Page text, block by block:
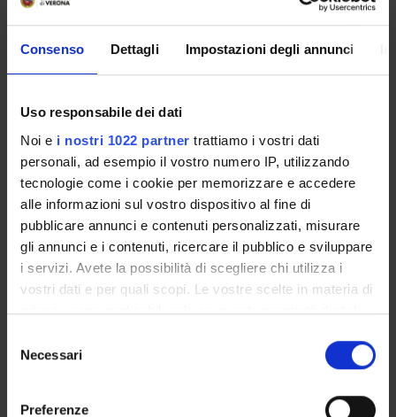
Consenso Dettagli Impostazioni degli annunci
Uso responsabile dei dati
Noi e i nostri 1022 partner trattiamo i vostri dati
personali, ad esempio il vostro numero IP, utilizzando
tecnologie come i cookie per memorizzare e accedere
alle informazioni sul vostro dispositivo al fine di
pubblicare annunci e contenuti personalizzati, misurare
gli annunci e i contenuti, ricercare il pubblico e sviluppare
i servizi. Avete la possibilità di scegliere chi utilizza i
vostri dati e per quali scopi. Le vostre scelte in materia di
privacy sono applicabili solo su questa proprietà digitale
modificare o revocare il proprio consenso in qualsiasi
momento dalla Dichiarazione sui cookie o facendo clic
delNecessari
Preferenze
Course news
Seminars related to the course
To show the organization of the course that includes this
module, follow this link
Course organization
Overview
Enrolment Procedures and Admission Requirements
Degree Programme
Courses
Governing bodies